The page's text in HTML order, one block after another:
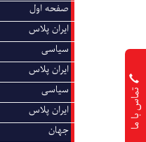
تماس با ما
صفحه اول
ایران پلاس
سیاسی
ایران پلاس
سیاسی
ایران پلاس
جهان